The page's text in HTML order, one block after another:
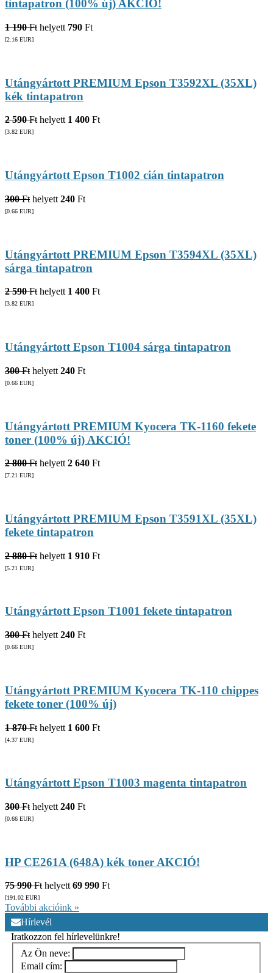
tintapatron (100% új) AKCIÓ!
1 190 Ft helyett 790 Ft
[2.16 EUR]
Utángyártott PREMIUM Epson T3592XL (35XL)
kék tintapatron
2 590 Fthelyett 1 400 Ft
[3.82 EUR]
Utángyártott Epson T1002 cián tintapatron
300 Ft helyett 240 Ft
[0.66 EUR]
Utángyártott PREMIUM Epson T3594XL (35XL)
sárga tintapatron
2 590 Ft helyett 1 400 Ft
[3.82 EUR]
Utángyártott Epson T1004 sárga tintapatron
300 Ft helyett 240 Ft
[0.66 EUR]
Utángyártott PREMIUM Kyocera TK-1160 fekete
toner (100% új) AKCIÓ!
2 800 Ft helyett 2 640 Ft
[7.21 EUR]
Utángyártott PREMIUM Epson T3591XL (35XL)
fekete tintapatron
2 880 Ft helyett 1 910 Ft
[5.21 EUR]
Utángyártott Epson T1001 fekete tintapatron
300 Ft helyett 240 Ft
[0.66 EUR]
Utángyártott PREMIUM Kyocera TK-110 chippes
fekete toner (100% új)
1 870 Ft helyett 1 600 Ft
[4.37 EUR]
Utángyártott Epson T1003 magenta tintapatron
300 Ft helyett 240 Ft
[0.66 EUR]
HP CE261A (648A) kék toner AKCIÓ!
75 990 Fthelyett69 990 Ft
[191.02 EUR]
További akcióink »
Hírlevél
Iratkozzon fel hírlevelünkre!
Az Ön neve:
Email cím: